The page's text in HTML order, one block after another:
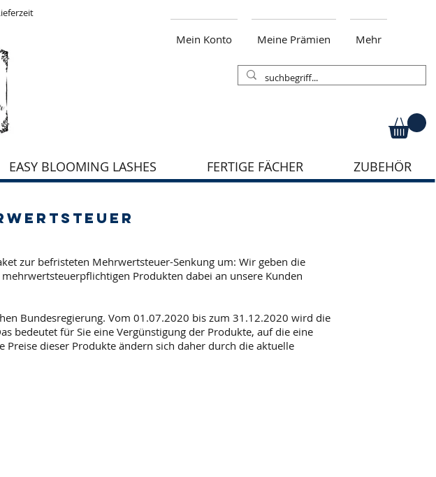
Mein Konto Meine Prämien Mehr
EASY BLOOMING LASHES FERTIGE FÄCHER ZUBEHÖR
zur befristeten Mehrwertsteuer-Senkung um: Wir geben die
Produkten dabei an unsere Kunden
Bundesregierung. Vom 01.07.2020 bis zum 31.12.2020 wird die
bedeutet für Sie eine Vergünstigung der Produkte, auf die eine
dieser Produkte ändern sich daher durch die aktuelle